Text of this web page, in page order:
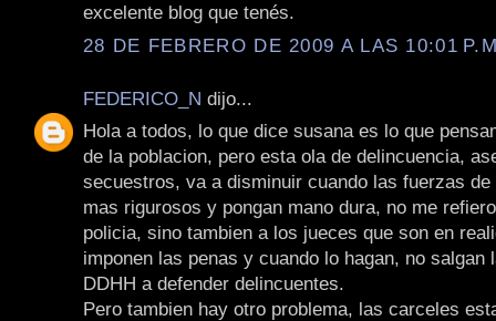
excelente blog que tenés.
28 DE FEBRERO DE 2009 A LAS 10:01
FEDERICO_N dijo...
Hola a todos, lo que dice susana es lo que
de la poblacion, pero esta ola de delincuencia,
secuestros, va a disminuir cuando las fuerzas de
mas rigurosos y pongan mano dura, no me
policia, sino tambien a los jueces que son en
imponen las penas y cuando lo hagan, no salgan
DDHH a defender delincuentes.
Pero tambien hay otro problema, las carceles